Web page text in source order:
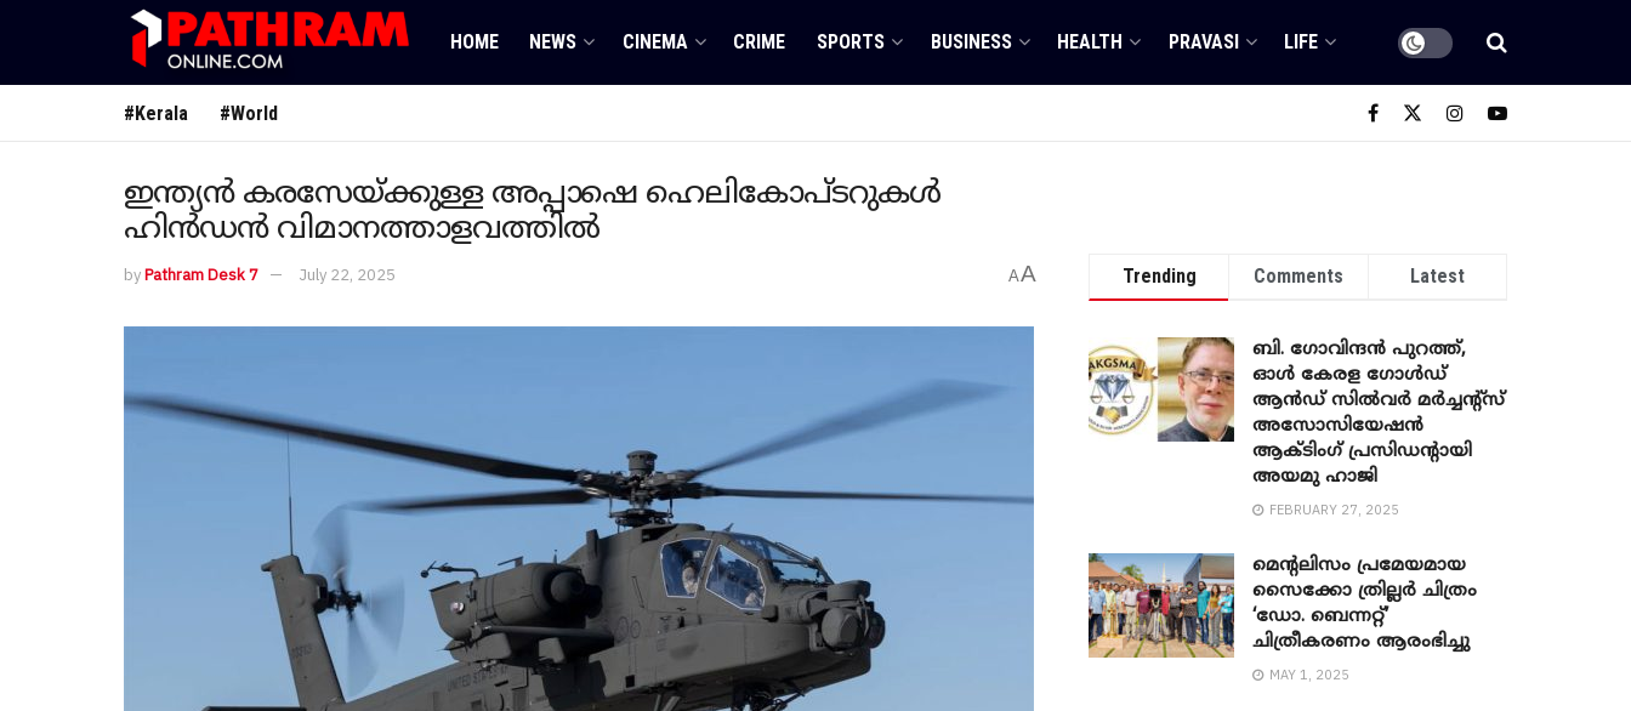
HOME NEWS CINEMA CRIME SPORTS BUSINESS HEALTH PRAVASI LIFE
#Kerala #World
ഇന്ത്യൻ കരസേയ്ക്കുള്ള അപ്പാഷെ ഹെലികോപ്ടറുകൾ
ഹിൻഡൻ വിമാനത്താളവത്തിൽ
byPathram Desk 7 July 22, 2025 AA Trending Comments Latest
ബി. ​ഗോവിന്ദൻ പുറത്ത്,
ഓൾ കേരള ഗോൾഡ്
ആൻഡ് സിൽവർ മർച്ചന്റ്സ്
അസോസിയേഷൻ
ആക്ടിംഗ് പ്രസിഡന്റായി
അയമു ഹാജി
FEBRUARY 27, 2025
മെന്‍റലിസം പ്രമേയമായ
സൈക്കോ ത്രില്ലർ ചിത്രം
‘ഡോ. ബെന്നറ്റ്’
ചിത്രീകരണം ആരംഭിച്ചു
MAY 1, 2025